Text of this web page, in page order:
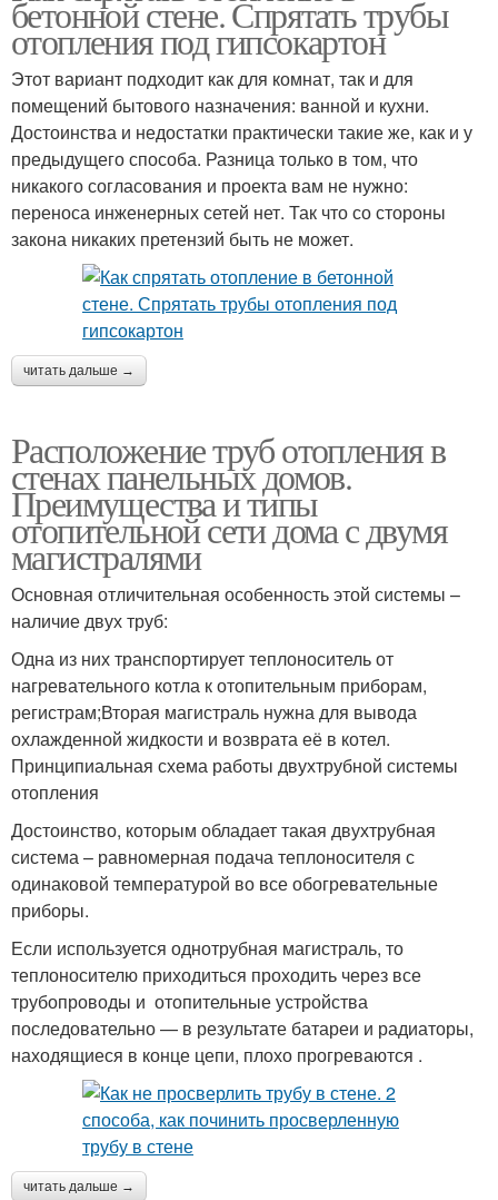
бетонной стене. Спрятать трубы
отопления под гипсокартон
Этот вариант подходит как для комнат, так и для
помещений бытового назначения: ванной и кухни.
Достоинства и недостатки практически такие же, как и у
предыдущего способа. Разница только в том, что
никакого согласования и проекта вам не нужно:
переноса инженерных сетей нет. Так что со стороны
закона никаких претензий быть не может.
читать дальше →
Расположение труб отопления в
стенах панельных домов.
Преимущества и типы
отопительной сети дома с двумя
магистралями
Основная отличительная особенность этой системы –
наличие двух труб:
Одна из них транспортирует теплоноситель от
нагревательного котла к отопительным приборам,
регистрам;Вторая магистраль нужна для вывода
охлажденной жидкости и возврата её в котел.
Принципиальная схема работы двухтрубной системы
отопления
Достоинство, которым обладает такая двухтрубная
система – равномерная подача теплоносителя с
одинаковой температурой во все обогревательные
приборы.
Если используется однотрубная магистраль, то
теплоносителю приходиться проходить через все
трубопроводы и отопительные устройства
последовательно — в результате батареи и радиаторы,
находящиеся в конце цепи, плохо прогреваются .
читать дальше →